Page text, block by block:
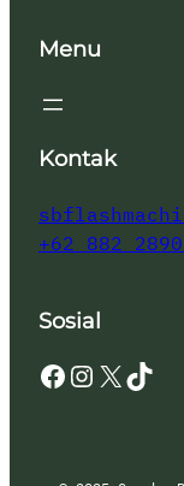
Menu
Kontak
+62 882
Sosial
Facebook Instagram X TikTok